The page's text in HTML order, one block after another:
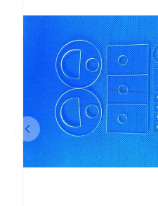
す。業界標準の 96 ウェル
な機器用に設計されており
コンビナトリアル ケミスト
リーニング、核酸精製、細
のアプリケーションに使用
常、数字と文字のラベルが
ッチが正しいプレートの向